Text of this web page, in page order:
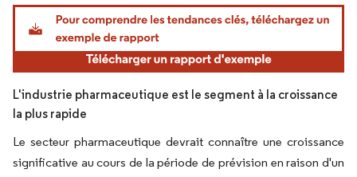
Image © Mordor Intelligence. La réutilisation nécessite une attribution sous CC BY
L'industrie pharmaceutique est le segment à la croissance
la plus rapide
Le secteur pharmaceutique devrait connaître une croissance
significative au cours de la période de prévision en raison d'un